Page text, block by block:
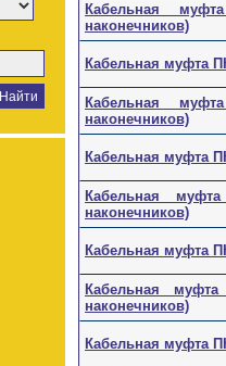
Кабельная
наконечников)
Кабельная муфта
Кабельная
наконечников)
Кабельная муфта
Кабельная муфта
наконечников)
Кабельная муфта
Кабельная муфта
наконечников)
Кабельная муфта